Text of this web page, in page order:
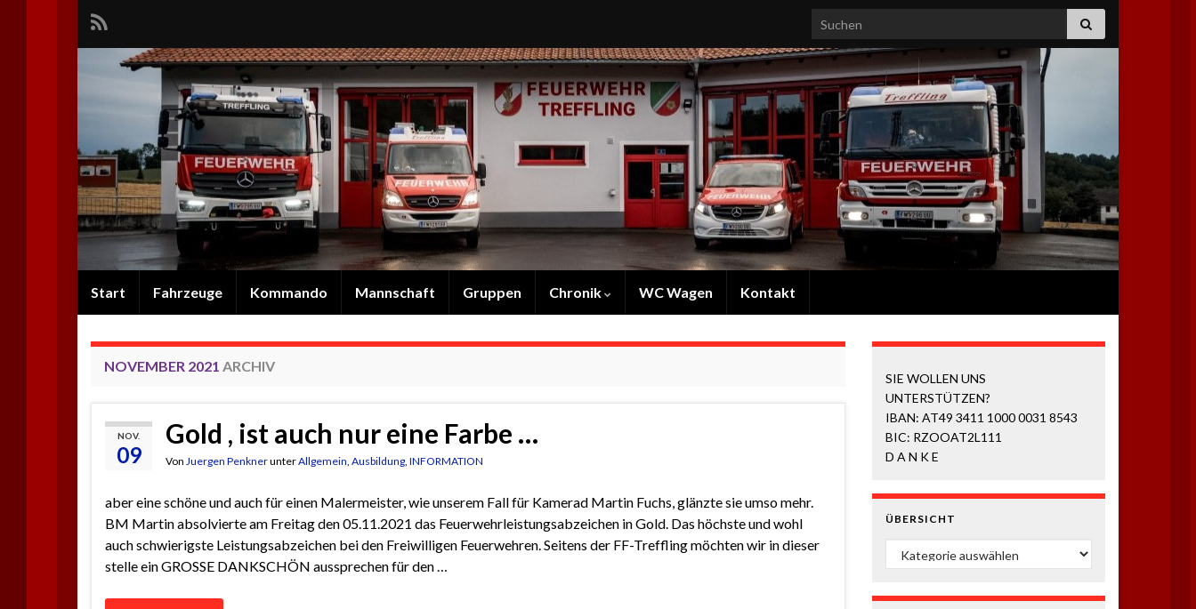
Search for:
Start Fahrzeuge Kommando Mannschaft Gruppen Chronik WC Wagen Kontakt
NOVEMBER 2021 ARCHIV
NOV.
09
Gold , ist auch nur eine Farbe …
Von Juergen PenknerunterAllgemein, Ausbildung, INFORMATION
aber eine schöne und auch für einen Malermeister, wie unserem Fall für Kamerad Martin Fuchs, glänzte sie umso mehr.
BM Martin absolvierte am Freitag den 05.11.2021 das Feuerwehrleistungsabzeichen in Gold. Das höchste und wohl
auch schwierigste Leistungsabzeichen bei den Freiwilligen Feuerwehren. Seitens der FF-Treffling möchten wir in dieser
stelle ein GROSSE DANKSCHÖN aussprechen für den …
SIE WOLLEN UNS
UNTERSTÜTZEN?
IBAN: AT49 3411 1000 0031 8543
BIC: RZOOAT2L111
D A N K E
ÜBERSICHT
ÜBERSICHT